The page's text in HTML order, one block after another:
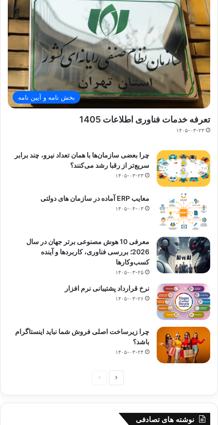
بخش نامه و آیین نامه
تعرفه خدمات فناوری اطلاعات 1405
۱۴۰۵-۰۳-۲۳
چرا بعضی سازمان‌ها با همان تعداد نیرو، چند برابر
سریع‌تر از رقبا رشد می‌کنند؟
۱۴۰۵-۰۳-۲۳
معایب ERP آماده در سازمان های دولتی
۱۴۰۵-۰۴-۰۳
معرفی 10 هوش مصنوعی برتر جهان در سال
2026؛ بررسی فناوری، کاربردها و آینده
کسب‌وکارها
۱۴۰۵-۰۳-۲۵
نرخ قرارداد پشتیبانی نرم افزار
۱۴۰۵-۰۳-۲۶
چرا زیرساخت اصلی فروش شما نباید اینستاگرام
باشد؟
۱۴۰۵-۰۳-۲۴
صفحه
صفحه
نوشته های تصادفی